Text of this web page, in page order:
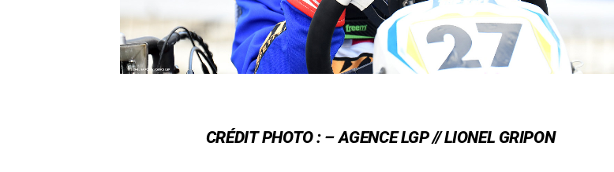
CRÉDITPHOTO : –AGENCE LGP // LIONEL GRIPON